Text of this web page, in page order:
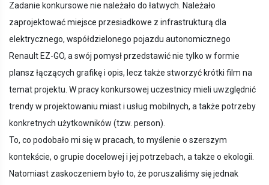
Zadanie konkursowe nie należało do łatwych. Należało
zaprojektować miejsce przesiadkowe z infrastrukturą dla
elektrycznego, współdzielonego pojazdu autonomicznego
Renault EZ-GO, a swój pomysł przedstawić nie tylko w formie
plansz łączących grafikę i opis, lecz także stworzyć krótki film na
temat projektu. W pracy konkursowej uczestnicy mieli uwzględnić
trendy w projektowaniu miast i usług mobilnych, a także potrzeby
konkretnych użytkowników (tzw. person).
To, co podobało mi się w pracach, to myślenie o szerszym
kontekście, o grupie docelowej i jej potrzebach, a także o ekologii.
Natomiast zaskoczeniem było to, że poruszaliśmy się jednak